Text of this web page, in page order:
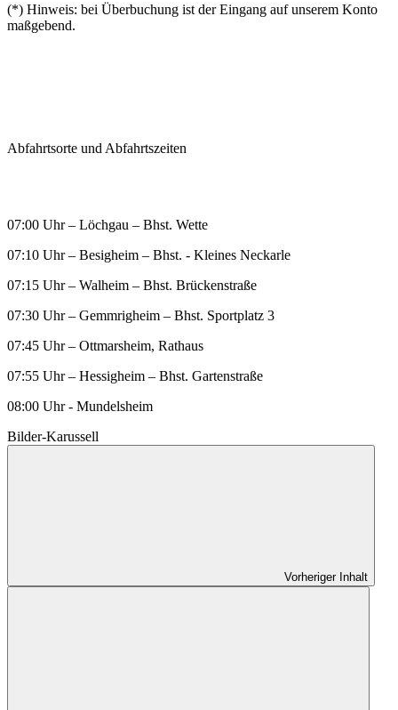
(*) Hinweis: bei Überbuchung ist der Eingang auf unserem Konto
maßgebend.
Abfahrtsorte und Abfahrtszeiten
07:00 Uhr – Löchgau – Bhst. Wette
07:10 Uhr – Besigheim – Bhst. - Kleines Neckarle
07:15 Uhr – Walheim – Bhst. Brückenstraße
07:30 Uhr – Gemmrigheim – Bhst. Sportplatz 3
07:45 Uhr – Ottmarsheim, Rathaus
07:55 Uhr – Hessigheim – Bhst. Gartenstraße
08:00 Uhr - Mundelsheim
Bilder-Karussell
Vorheriger Inhalt